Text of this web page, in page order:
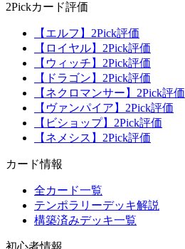
2Pickカード評価
【エルフ】2Pick評価
【ロイヤル】2Pick評価
【ウィッチ】2Pick評価
【ドラゴン】2Pick評価
【ネクロマンサー】2Pick評価
【ヴァンパイア】2Pick評価
【ビショップ】2Pick評価
【ネメシス】2Pick評価
カード情報
全カード一覧
テンポラリーデッキ解説
構築済みデッキ一覧
初心者情報